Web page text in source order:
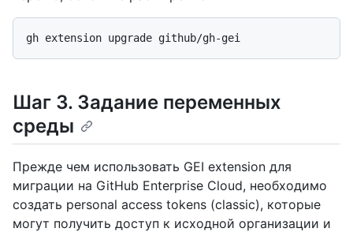
Шаг 3. Задание переменных
среды
Прежде чем использовать GEI extension для
миграции на GitHub Enterprise Cloud, необходимо
создать personal access tokens (classic), которые
могут получить доступ к исходной организации и